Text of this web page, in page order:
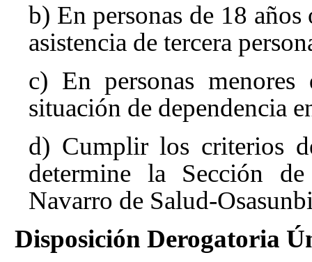
b) En personas de 18
asistencia de tercera
c) En personas
situación de dependencia
d) Cumplir los criterios
determine la Sección
Navarro de Salud-
Disposición Derogatoria